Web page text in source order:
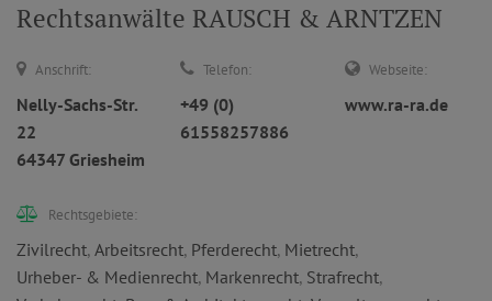
Rechtsanwälte RAUSCH & ARNTZEN
Anschrift:
Nelly-Sachs-Str.
22
64347 Griesheim
Telefon:
+49 (0)
61558257886
Webseite:
www.ra-ra.de
Rechtsgebiete:
Zivilrecht, Arbeitsrecht, Pferderecht, Mietrecht,
Urheber- & Medienrecht, Markenrecht, Strafrecht,